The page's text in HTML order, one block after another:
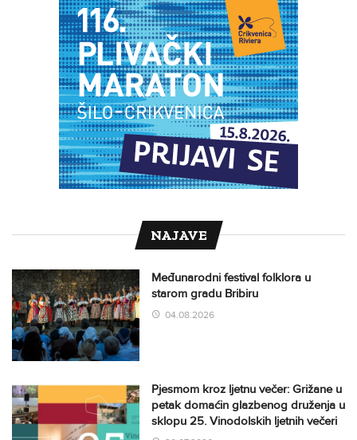
NAJAVE
Međunarodni festival folklora u
starom gradu Bribiru
04.08.2026
Pjesmom kroz ljetnu večer: Grižane u
petak domaćin glazbenog druženja u
sklopu 25. Vinodolskih ljetnih večeri